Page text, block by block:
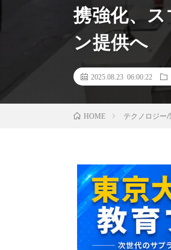
携強化、
ン提供へ
2025.08.23 06:00:22
HOME テクノロジー/